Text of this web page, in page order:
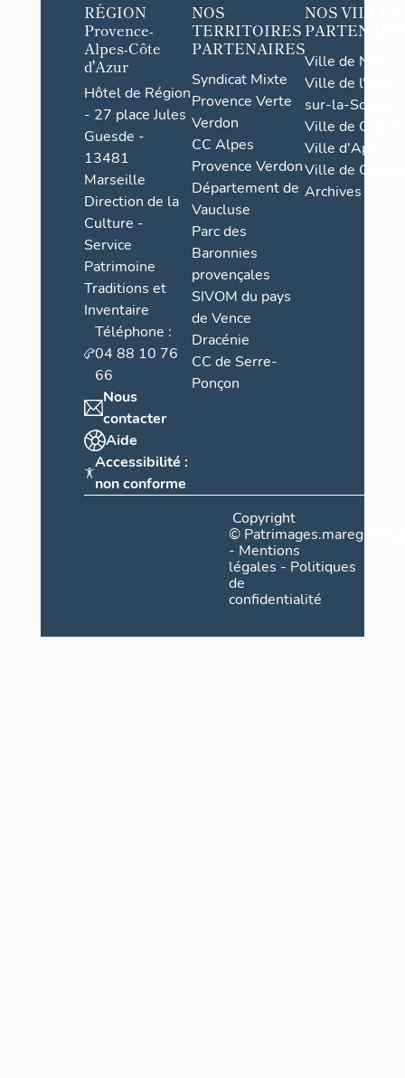
RÉGION
Provence-
Alpes-Côte
d'Azur
Hôtel de Région
- 27 place Jules
Guesde -
13481
Marseille
Direction de la
Culture -
Service
Patrimoine
Traditions et
Inventaire
Téléphone :
04 88 10 76
66
Nous
contacter
Aide
Accessibilité :
non conforme
NOS
TERRITOIRES
PARTENAIRES
Syndicat Mixte
Provence Verte
Verdon
CC Alpes
Provence Verdon
Département de
Vaucluse
Parc des
Baronnies
provençales
SIVOM du pays
de Vence
Dracénie
CC de Serre-
Ponçon
NOS VILLES
Ville de Nice
Ville de l'Isle-
sur-la-Sorgue
Ville de Grasse
Ville d'Apt
Ville de
Archives
Copyright
©
- Mentions
légales - Politiques
de
confidentialité